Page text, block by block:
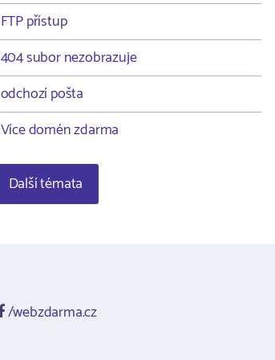
FTP přístup
404 subor nezobrazuje
odchozí pošta
Více domén zdarma
Další témata
/webzdarma.cz